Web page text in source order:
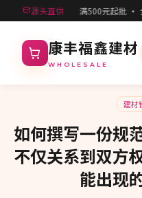
源头直供 满500元起批 ·
康丰福鑫建材
WHOLESALE
建材
如何撰写一份规
不仅关系到双方
能出现